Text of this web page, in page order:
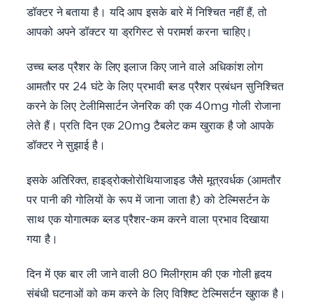
डॉक्टर ने बताया है। यदि आप इसके बारे में निश्चित नहीं हैं, तो
आपको अपने डॉक्टर या ड्रगिस्ट से परामर्श करना चाहिए।
उच्च ब्लड प्रैशर के लिए इलाज किए जाने वाले अधिकांश लोग
आमतौर पर 24 घंटे के लिए प्रभावी ब्लड प्रैशर प्रबंधन सुनिश्चित
करने के लिए टेलीमिसार्टन जेनरिक की एक 40mg गोली रोजाना
लेते हैं। प्रति दिन एक 20mg टैबलेट कम खुराक है जो आपके
डॉक्टर ने सुझाई है।
इसके अतिरिक्त, हाइड्रोक्लोरोथियाजाइड जैसे मूत्रवर्धक (आमतौर
पर पानी की गोलियों के रूप में जाना जाता है) को टेल्मिसर्टन के
साथ एक योगात्मक ब्लड प्रैशर-कम करने वाला प्रभाव दिखाया
गया है।
दिन में एक बार ली जाने वाली 80 मिलीग्राम की एक गोली हृदय
संबंधी घटनाओं को कम करने के लिए विशिष्ट टेल्मिसर्टन खुराक है।